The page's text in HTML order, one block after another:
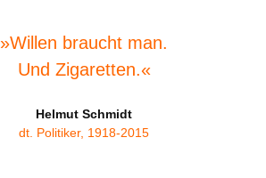
»Willen braucht man.
Und Zigaretten.«
Helmut Schmidt
dt. Politiker, 1918-2015